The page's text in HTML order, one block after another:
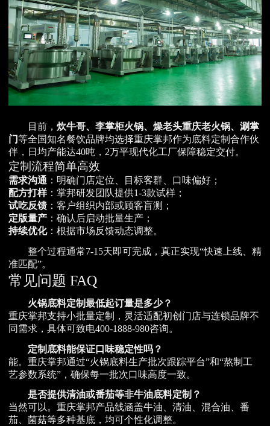
目前， 炊牛哥、李掌柜火锅、燥老头重庆老火锅、涮掌
门等全国知名餐饮品牌均选择重庆掌邦作为底料定制合作伙
伴，日均产能达40吨，2万平现代化工厂保障稳定交付。
定制流程简单高效
需求沟通 ：明确门店定位、目标客群、口味偏好；
配方打样：掌邦研发团队提供1-3款试样；
试吃反馈 ：客户组织内部或顾客盲测；
定版量产 ：确认后启动批量生产；
持续优化：根据市场反馈动态调整。
整个过程通常7-15天即可完成，真正实现“快速上线、精
准匹配”。
常见问题 FAQ
火锅底料定制最低起订量是多少？
重庆掌邦支持小批量定制，灵活适配初创门店与连锁品牌不
同需求，具体可致电400-1888-980咨询。
定制底料能保证口味稳定性吗？
能。重庆掌邦通过“火锅底料生产批次跟踪平台”和“熬制工
艺参数系统”，确保每一批次口味高度一致。
是否提供清油或番茄等非牛油底料定制？
当然可以。重庆掌邦产品线涵盖牛油、清油、混合油、番
茄、菌菇等多种基底，均可个性化调整。